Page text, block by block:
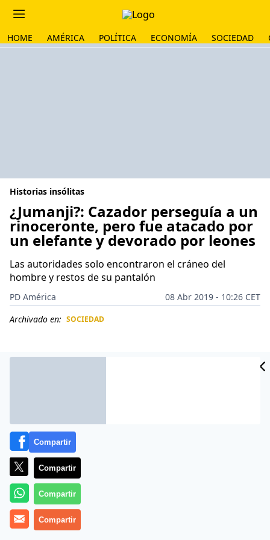
HOME AMÉRICA POLÍTICA ECONOMÍA SOCIEDAD
Historias insólitas
¿Jumanji?: Cazador perseguía a un
rinoceronte, pero fue atacado por
un elefante y devorado por leones
Las autoridades solo encontraron el cráneo del
hombre y restos de su pantalón
PD América
08 Abr 2019 - 10:26 CET
Archivado en: SOCIEDAD
Más información
Compartir
Compartir
Compartir
Compartir